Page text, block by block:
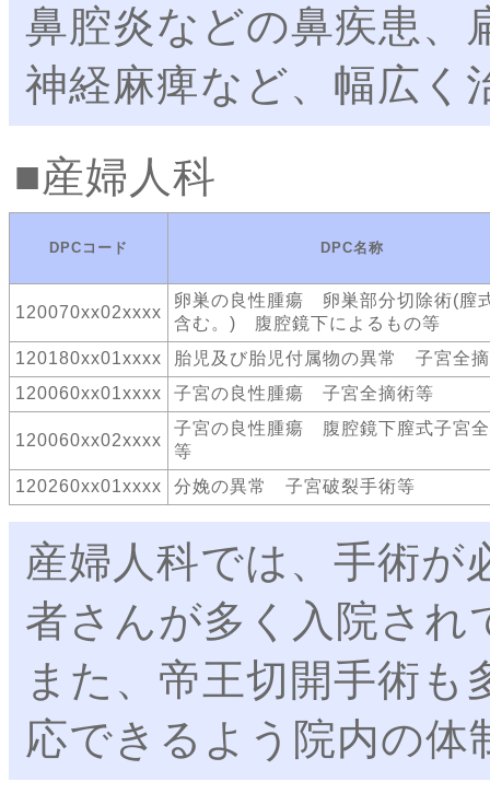
鼻腔炎などの鼻疾患、
神経麻痺など、幅広く
産婦人科
DPCコード DPC名称
120070xx02xxxx
卵巣の良性腫瘍 卵巣部分切除術(膣
含む。) 腹腔鏡下によるもの等
120180xx01xxxx
胎児及び胎児付属物の異常 子宮全
120060xx01xxxx
子宮の良性腫瘍 子宮全摘術等
120060xx02xxxx
子宮の良性腫瘍 腹腔鏡下膣式子宮
等
120260xx01xxxx
分娩の異常 子宮破裂手術等
産婦人科では、手術が
者さんが多く入院され
また、帝王切開手術も
応できるよう院内の体